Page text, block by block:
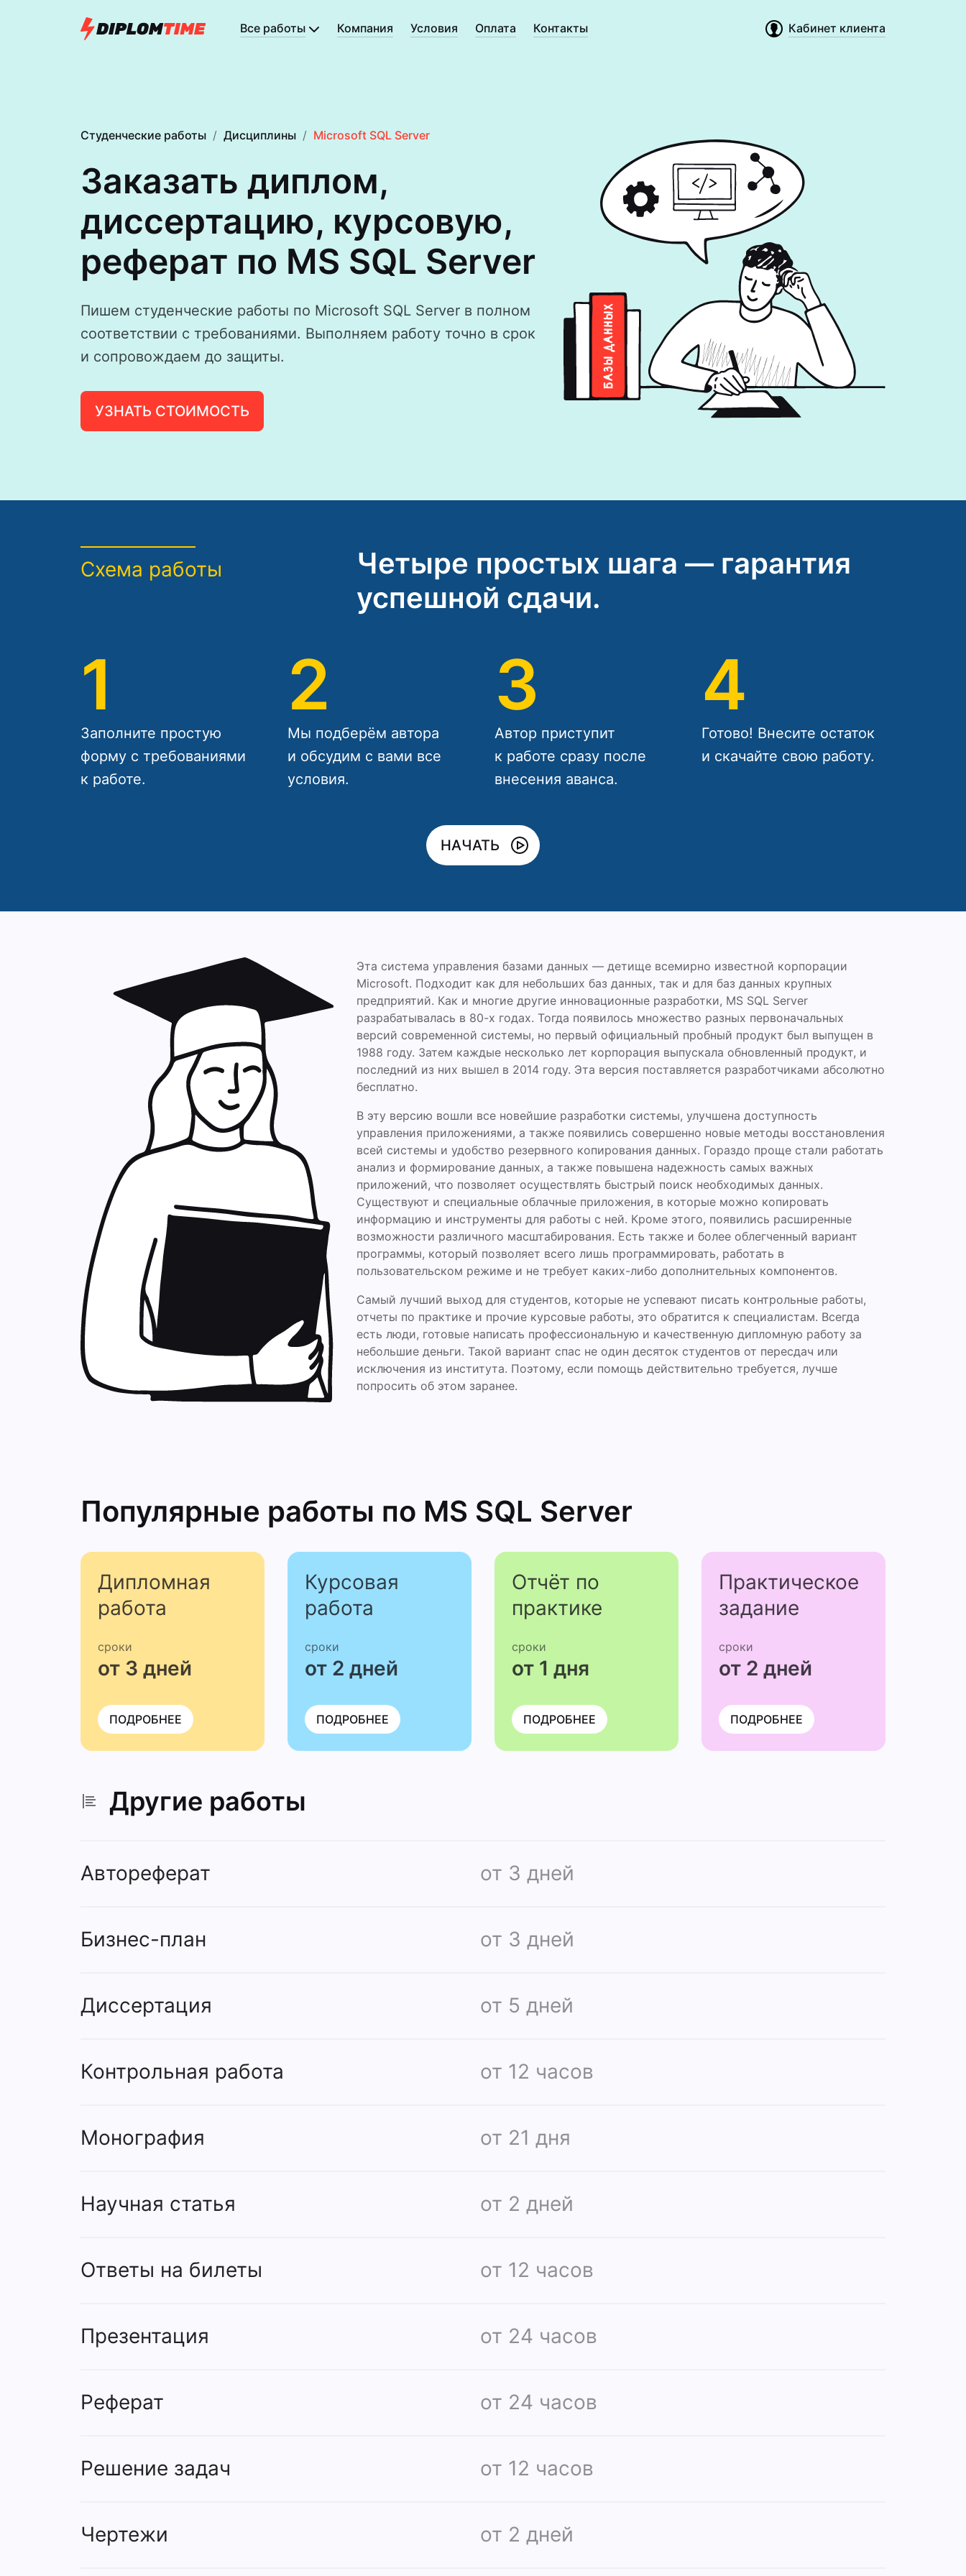
Все работы Компания Условия Оплата Контакты Кабинет клиента
Студенческие работы Дисциплины Microsoft SQL Server
Заказать диплом,
диссертацию, курсовую,
реферат по MS SQL Server
Пишем студенческие работы по Microsoft SQL Server в полном
соответствии с требованиями. Выполняем работу точно в срок
и сопровождаем до защиты.
УЗНАТЬ СТОИМОСТЬ
Схема работы
Четыре простых шага — гарантия
успешной сдачи.
1
Заполните простую
форму с требованиями
к работе.
2
Мы подберём автора
и обсудим с вами все
условия.
3
Автор приступит
к работе сразу после
внесения аванса.
4
Готово! Внесите остаток
и скачайте свою работу.
НАЧАТЬ
Эта система управления базами данных — детище всемирно известной корпорации
Microsoft. Подходит как для небольших баз данных, так и для баз данных крупных
предприятий. Как и многие другие инновационные разработки, MS SQL Server
разрабатывалась в 80-х годах. Тогда появилось множество разных первоначальных
версий современной системы, но первый официальный пробный продукт был выпущен в
1988 году. Затем каждые несколько лет корпорация выпускала обновленный продукт, и
последний из них вышел в 2014 году. Эта версия поставляется разработчиками абсолютно
бесплатно.
В эту версию вошли все новейшие разработки системы, улучшена доступность
управления приложениями, а также появились совершенно новые методы восстановления
всей системы и удобство резервного копирования данных. Гораздо проще стали работать
анализ и формирование данных, а также повышена надежность самых важных
приложений, что позволяет осуществлять быстрый поиск необходимых данных.
Существуют и специальные облачные приложения, в которые можно копировать
информацию и инструменты для работы с ней. Кроме этого, появились расширенные
возможности различного масштабирования. Есть также и более облегченный вариант
программы, который позволяет всего лишь программировать, работать в
пользовательском режиме и не требует каких-либо дополнительных компонентов.
Самый лучший выход для студентов, которые не успевают писать контрольные работы,
отчеты по практике и прочие курсовые работы, это обратится к специалистам. Всегда
есть люди, готовые написать профессиональную и качественную дипломную работу за
небольшие деньги. Такой вариант спас не один десяток студентов от пересдач или
исключения из института. Поэтому, если помощь действительно требуется, лучше
попросить об этом заранее.
Популярные работы по MS SQL Server
Дипломная
работа
сроки
от 3 дней
ПОДРОБНЕЕ
Курсовая
работа
сроки
от 2 дней
ПОДРОБНЕЕ
Отчёт по
практике
сроки
от 1 дня
ПОДРОБНЕЕ
Практичес­кое
задание
сроки
от 2 дней
ПОДРОБНЕЕ
Другие работы
Автореферат от 3 дней
Бизнес-план от 3 дней
Диссертация от 5 дней
Контрольная работа от 12 часов
Монография от 21 дня
Научная статья от 2 дней
Ответы на билеты от 12 часов
Презентация от 24 часов
Реферат от 24 часов
Решение задач от 12 часов
Чертежи от 2 дней